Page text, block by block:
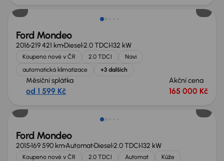
Ford Mondeo
2016219 421 kmDiesel2.0 TDCI132 kW
Koupeno nové v ČR 2.0 TDCI
Navi
automatická klimatizace
+3 dalších
Měsíční splátka
od 1 599 Kč
Akční cena
165 000 Kč
Možnost odpočtu DPH
Ford Mondeo
2015169 590 kmAutomatDiesel2.0 TDCI132 kW
Koupeno nové v ČR 2.0 TDCI Automat
Kůže